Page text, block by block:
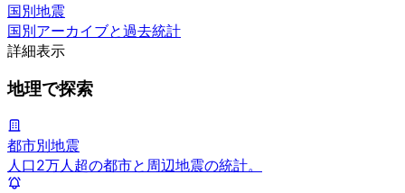
国別地震
国別アーカイブと過去統計
詳細表示
地理で探索
都市別地震
人口2万人超の都市と周辺地震の統計。